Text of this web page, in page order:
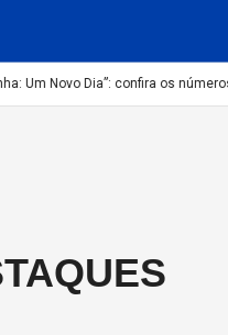
Um Novo Dia”: confira os